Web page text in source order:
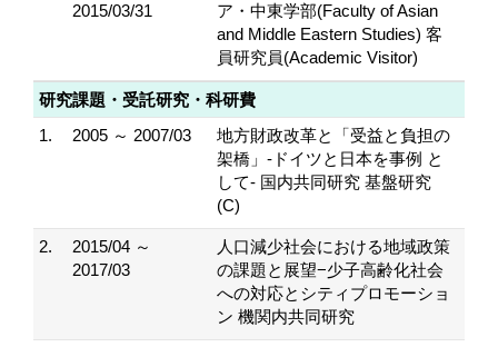
2015/03/31
ア・中東学部(Faculty of Asian
and Middle Eastern Studies) 客
員研究員(Academic Visitor)
研究課題・受託研究・科研費
1.
2005 ～ 2007/03
地方財政改革と「受益と負担の
架橋」-ドイツと日本を事例 と
して- 国内共同研究 基盤研究
(C)
2.
2015/04 ～
2017/03
人口減少社会における地域政策
の課題と展望−少子高齢化社会
への対応とシティプロモーショ
ン 機関内共同研究